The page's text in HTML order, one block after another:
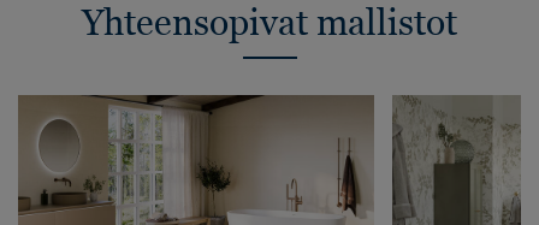
Yhteensopivat mallistot